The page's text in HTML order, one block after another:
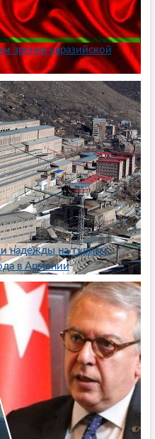
зрения евразийской
надежды на туризм:
в Армении